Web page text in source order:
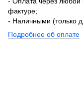
фактуре;
- Наличными (только
Подробнее об оплате